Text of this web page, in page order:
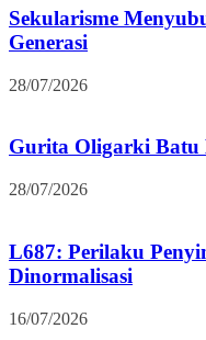
Sekularisme
Generasi
28/07/2026
Gurita Oligarki
28/07/2026
L687: Perilaku
Dinormalisasi
16/07/2026